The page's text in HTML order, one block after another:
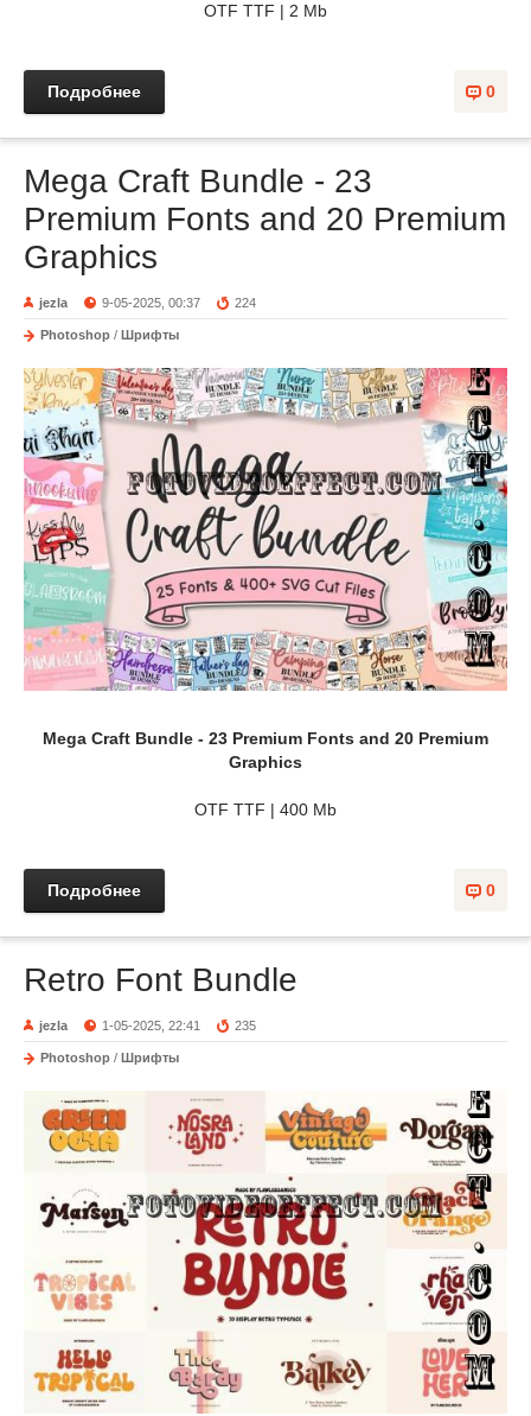
OTF TTF | 2 Mb
0
Подробнее
Mega Craft Bundle - 23
Premium Fonts and 20 Premium
Graphics
jezla 9-05-2025, 00:37 224
Photoshop / Шрифты
Mega Craft Bundle - 23 Premium Fonts and 20 Premium
Graphics
OTF TTF | 400 Mb
0
Подробнее
Retro Font Bundle
jezla 1-05-2025, 22:41 235
Photoshop / Шрифты